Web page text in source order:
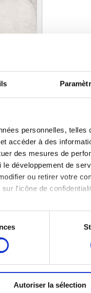
personnelles, telles
accéder à des
des mesures de
développement de
ou retirer votre
l'icône de
:
géographique
Autoriser la sélection